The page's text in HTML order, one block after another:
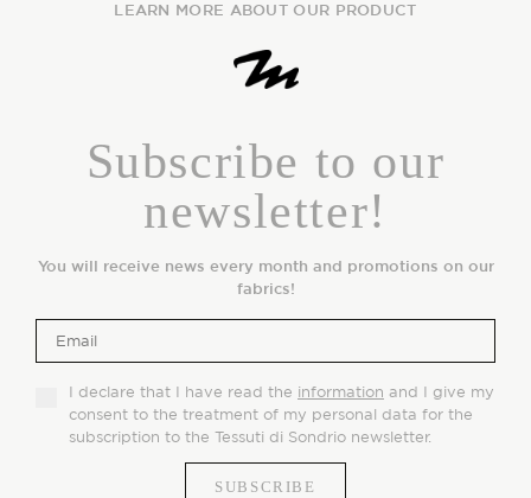
LEARN MORE ABOUT OUR PRODUCT
Subscribe to our
newsletter!
You will receive news every month and promotions on our
fabrics!
I declare that I have read the information and I give my
consent to the treatment of my personal data for the
subscription to the Tessuti di Sondrio newsletter.